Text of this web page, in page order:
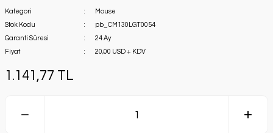
Kategori
Mouse
Stok Kodu
pb_CM130LGT0054
Garanti Süresi
24 Ay
Fiyat
20,00 USD + KDV
1.141,77 TL